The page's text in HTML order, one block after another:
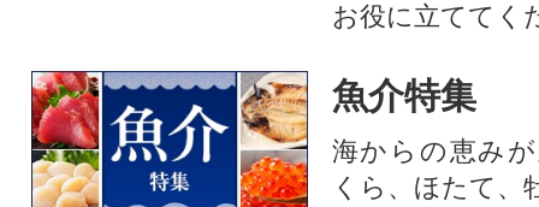
お役に立ててく
魚介特集
海からの恵み
くら、ほたて、